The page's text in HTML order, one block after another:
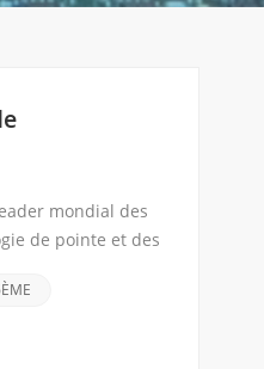
mondial des
de pointe et des